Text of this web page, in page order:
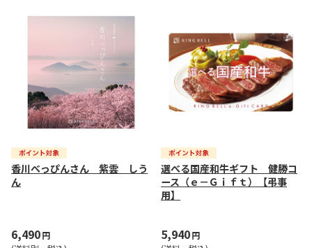
香川べっぴんさん 紫雲 しう
ん
6,490円
選べる国産和牛ギフト 健勝コ
ース（ｅ－Ｇｉｆｔ）【弔事
用】
5,940円